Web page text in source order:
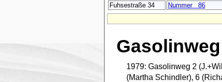
Fuhsestraße 34
Nummer 86
Gasolinweg
1979: Gasolinweg 2
(Martha Schindler), 6